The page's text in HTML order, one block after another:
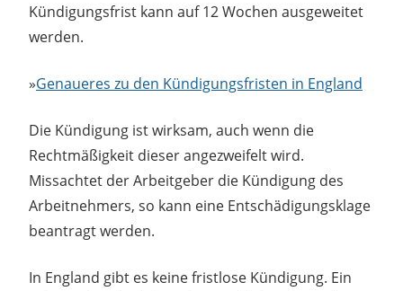
Kündigungsfrist kann auf 12 Wochen ausgeweitet
werden.
»Genaueres zu den Kündigungsfristen in England
Die Kündigung ist wirksam, auch wenn die
Rechtmäßigkeit dieser angezweifelt wird.
Missachtet der Arbeitgeber die Kündigung des
Arbeitnehmers, so kann eine Entschädigungsklage
beantragt werden.
In England gibt es keine fristlose Kündigung. Ein